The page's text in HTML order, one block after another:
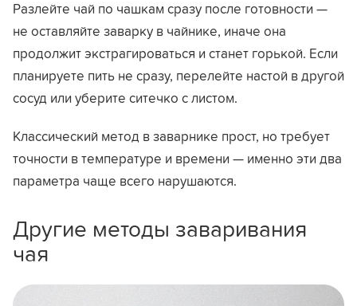
Разлейте чай по чашкам сразу после готовности —
не оставляйте заварку в чайнике, иначе она
продолжит экстрагироваться и станет горькой. Если
планируете пить не сразу, перелейте настой в другой
сосуд или уберите ситечко с листом.
Классический метод в заварнике прост, но требует
точности в температуре и времени — именно эти два
параметра чаще всего нарушаются.
Другие методы заваривания
чая